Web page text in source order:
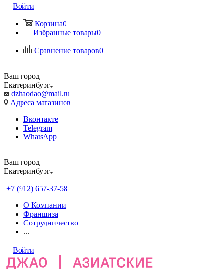
Войти
Корзина0
Избранные товары0
Сравнение товаров0
Ваш город
Екатеринбург
dzhaodao@mail.ru
Адреса магазинов
Вконтакте
Telegram
WhatsApp
Ваш город
Екатеринбург
+7 (912) 657-37-58
О Компании
Франшиза
Сотрудничество
...
Войти